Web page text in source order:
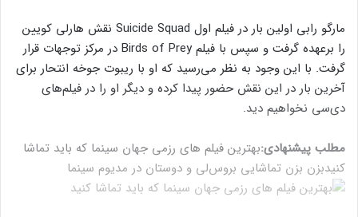
مارگو رابی اولین بار در فیلم اول Suicide Squad نقش هارلی کویین
را برعهده گرفت و سپس با فیلم Birds of Prey در مرکز توجهات قرار
گرفت. با این وجود به نظر می‌رسید که او با ریبوت جوخه انتحار برای
آخرین بار در این نقش حضور پیدا کرده و دیگر او را در فیلم‌های
دی‌سی نخواهیم دید.
مطلب پیشنهادی:بهترین فیلم های رزمی جهان سینما که باید تماشا
کنیدبزن بزن تماشایی بروس‌لی و دوستان در مدیوم سینما